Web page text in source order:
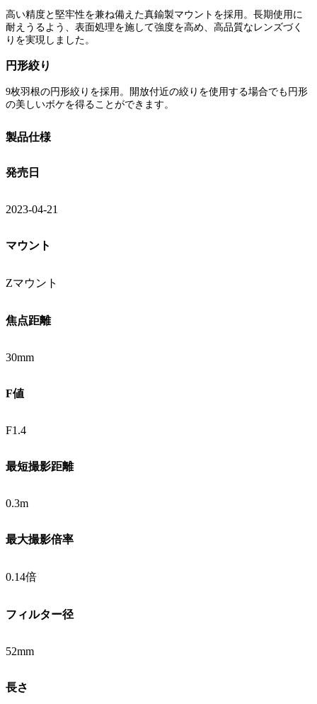
高い精度と堅牢性を兼ね備えた真鍮製マウントを採用。長期使用に
耐えうるよう、表面処理を施して強度を高め、高品質なレンズづく
りを実現しました。
円形絞り
9枚羽根の円形絞りを採用。開放付近の絞りを使用する場合でも円形
の美しいボケを得ることができます。
製品仕様
発売日
2023-04-21
マウント
Zマウント
焦点距離
30mm
F値
F1.4
最短撮影距離
0.3m
最大撮影倍率
0.14倍
フィルター径
52mm
長さ